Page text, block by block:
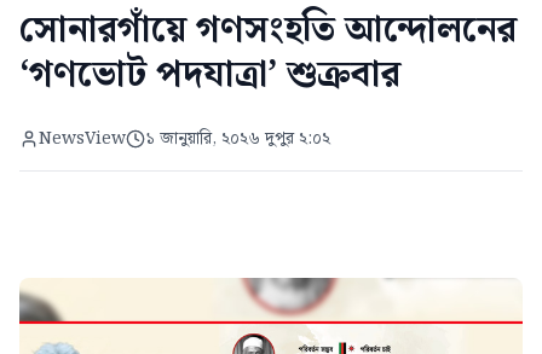
সোনারগাঁয়ে গণসংহতি আন্দোলনের
‘গণভোট পদযাত্রা’ শুক্রবার
NewsView ১ জানুয়ারি, ২০২৬ দুপুর ২:০২